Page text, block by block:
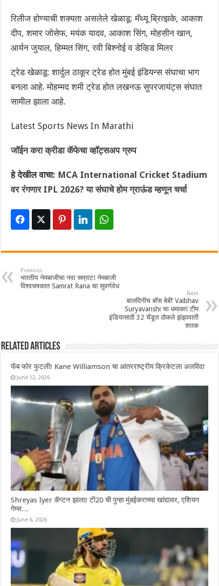
रिलीज होण्याची शक्यता असलेले खेळाडू: मॅथ्यू ब्रित्झके, आकाश
दीप, शमार जोसेफ, मयंक यादव, आकाश सिंग, मोहसीन खान,
आर्यन जुयाल, हिम्मत सिंग, रवी बिश्नोई व डेव्हिड मिलर
ट्रेड खेळाडू: शार्दुल ठाकूर ट्रेड होत मुंबई इंडियन्स संघाचा भाग
बनला आहे. मोहम्मद शमी ट्रेड होत लखनऊ सुपरजायंट्स संघात
सामील झाला आहे.
Latest Sports News In Marathi
जॉईन करा क्रीडा कॅफेचा व्हॉट्सअप ग्रुप
हे देखील वाचा: MCA International Cricket Stadium
वर रंगणार IPL 2026? या संघाचे होम ग्राऊंड म्हणून चर्चा
Previous
भारतीय नेमबाजीचा नवा सम्राट! नेमबाजी
विश्वचषकात Samrat Rana चा सुवर्णवेध
Next
बालदिनीच बॉस बेबी’ Vaibhav
Suryavanshi चा धमाका! टीम
इंडियासाठी 32 चेंडूत ठोकले झंझावाती
शतक
Related Articles
फॅब फोर फुटली! Kane Williamson चा आंतरराष्ट्रीय क्रिकेटला अलविदा
June 12, 2026
Shreyas Iyer कॅप्टन झाला! टी20 ची पुन्हा मुंबईकराच्या खांद्यावर, एशियन
गेम्स…
June 6, 2026